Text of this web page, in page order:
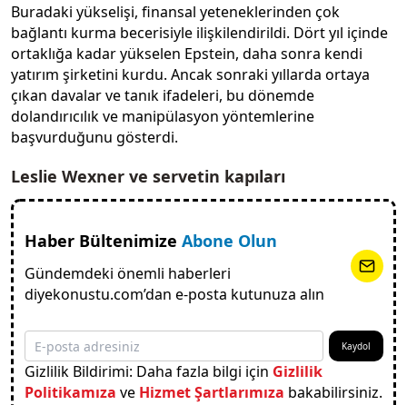
Buradaki yükselişi, finansal yeteneklerinden çok
bağlantı kurma becerisiyle ilişkilendirildi. Dört yıl içinde
ortaklığa kadar yükselen Epstein, daha sonra kendi
yatırım şirketini kurdu. Ancak sonraki yıllarda ortaya
çıkan davalar ve tanık ifadeleri, bu dönemde
dolandırıcılık ve manipülasyon yöntemlerine
başvurduğunu gösterdi.
Leslie Wexner ve servetin kapıları
Haber Bültenimize Abone Olun
Gündemdeki önemli haberleri
diyekonustu.com’dan e-posta kutunuza alın
Kaydol
Gizlilik Bildirimi: Daha fazla bilgi için Gizlilik
Politikamıza ve Hizmet Şartlarımıza bakabilirsiniz.